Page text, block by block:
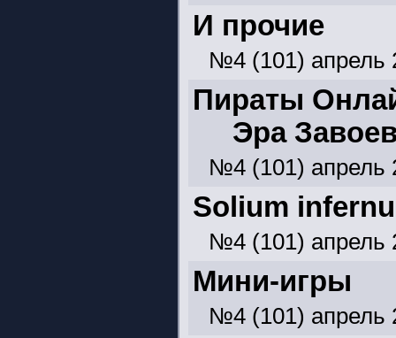
И прочие
№4 (101) апрель
Пираты
Эра
№4 (101) апрель
Solium
№4 (101) апрель
Мини-игры
№4 (101) апрель